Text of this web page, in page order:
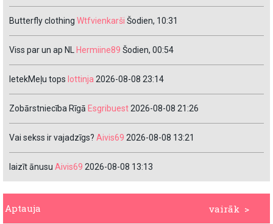
Butterfly clothing Wtfvienkarši Šodien, 10:31
Viss par un ap NL Hermiine89 Šodien, 00:54
IetekMeļu tops lottinja 2026-08-08 23:14
Zobārstniecība Rīgā Esgribuest 2026-08-08 21:26
Vai sekss ir vajadzīgs? Aivis69 2026-08-08 13:21
laizīt ānusu Aivis69 2026-08-08 13:13
vairāk >
Aptauja